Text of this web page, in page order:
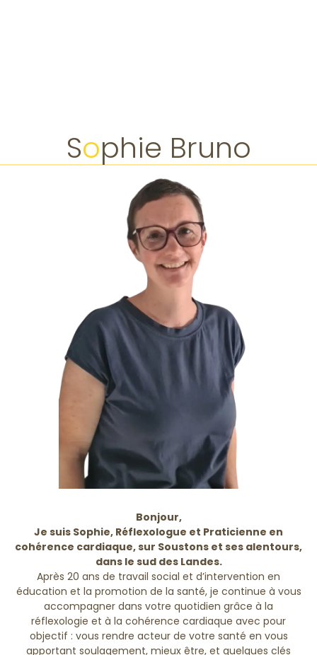
Sophie Bruno
Bonjour,
Je suis Sophie, Réflexologue et Praticienne en
cohérence cardiaque, sur Soustons et ses alentours,
dans le sud des Landes.
Après 20 ans de travail social et d’intervention en
éducation et la promotion de la santé, je continue à vous
accompagner dans votre quotidien grâce à la
réflexologie et à la cohérence cardiaque avec pour
objectif : vous rendre acteur de votre santé en vous
apportant soulagement, mieux être, et quelques clés